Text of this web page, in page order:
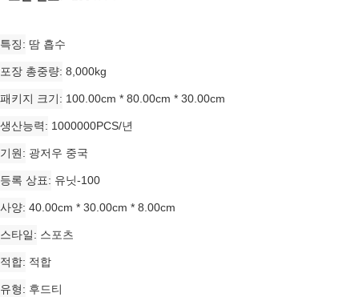
특징 땀 흡수
포장 총중량 8,000kg
패키지 크기 100.00cm * 80.00cm * 30.00cm
생산능력 1000000PCS/년
기원 광저우 중국
등록 상표 유닛-100
사양 40.00cm * 30.00cm * 8.00cm
스타일 스포츠
적합 적합
유형 후드티